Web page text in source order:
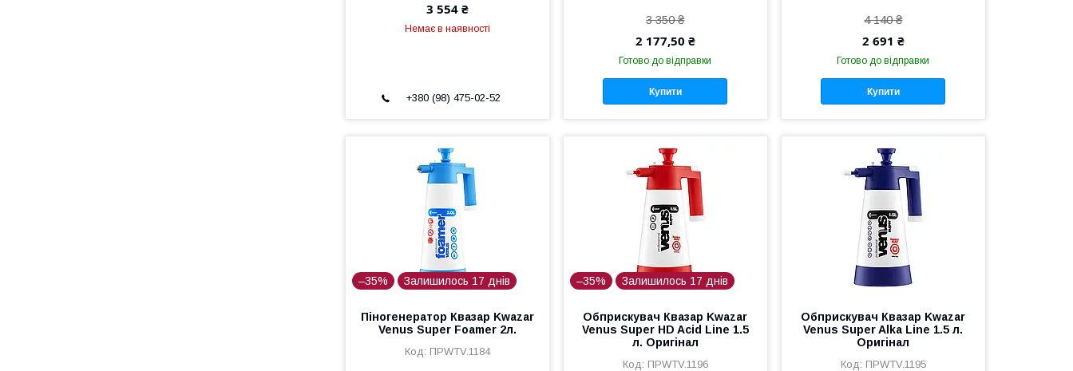
3 554 ₴
Немає в наявності
+380 (98) 475-02-52
3 350 ₴
2 177,50 ₴
Готово до відправки
Купити
4 140 ₴
2 691 ₴
Готово до відправки
Купити
–35% Залишилось 17 днів
Піногенератор Квазар Kwazar
Venus Super Foamer 2л.
ПРWTV.1184
–35% Залишилось 17 днів
Обприскувач Квазар Kwazar
Venus Super HD Acid Line 1.5
л. Оригінал
ПРWTV.1196
Обприскувач Квазар Kwazar
Venus Super Alka Line 1.5 л.
Оригінал
ПРWTV.1195